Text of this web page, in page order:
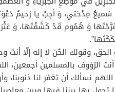
مِدْحَتي، وَ أجِبْ يا رَحيمُ
وَ هُمُوم قَدْ كَشَفْتَها، وَ
الحق، وقولك الحٌن لا إله إلّا
أنت الرّؤوف بالمسلمين أجمعين،
اللهم نسألك أن تغفر لنا